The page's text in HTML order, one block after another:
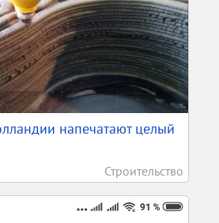
напечатают целый
Строительство